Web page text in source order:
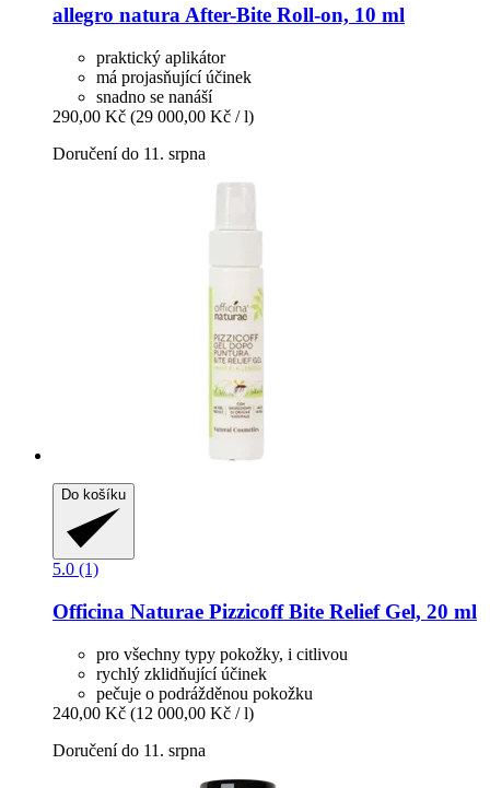
allegro naturaAfter-​Bite Roll-​on, 10 ml
praktický aplikátor
má projasňující účinek
snadno se nanáší
290,00 Kč (29 000,00 Kč / l)
Doručení do 11. srpna
Do košíku
5.0 (1)
Officina Naturae Pizzicoff Bite Relief Gel, 20 ml
pro všechny typy pokožky, i citlivou
rychlý zklidňující účinek
pečuje o podrážděnou pokožku
240,00 Kč (12 000,00 Kč / l)
Doručení do 11. srpna